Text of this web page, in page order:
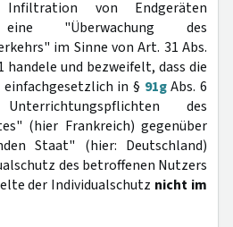
Infiltration von Endgeräten
"Überwachung des
im Sinne von Art. 31 Abs.
handele und bezweifelt, dass die
einfachgesetzlich in § 91gAbs. 6
des
(hier Frankreich) gegenüber
Staat" (hier: Deutschland)
des betroffenen Nutzers
der Individualschutz nicht im